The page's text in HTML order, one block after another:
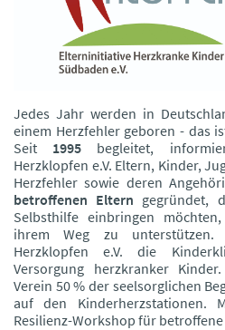
Jedes Jahr werden in
einem Herzfehler geboren - das
Seit 1995 begleitet,
Herzklopfen e.V. Eltern, Kinder,
Herzfehler sowie deren
betroffenen Eltern gegründet,
Selbsthilfe einbringen
ihrem Weg zu
Herzklopfen e.V. die
Versorgung herzkranker
Verein 50 % der seelsorglichen
auf den
Resilienz-Workshop für